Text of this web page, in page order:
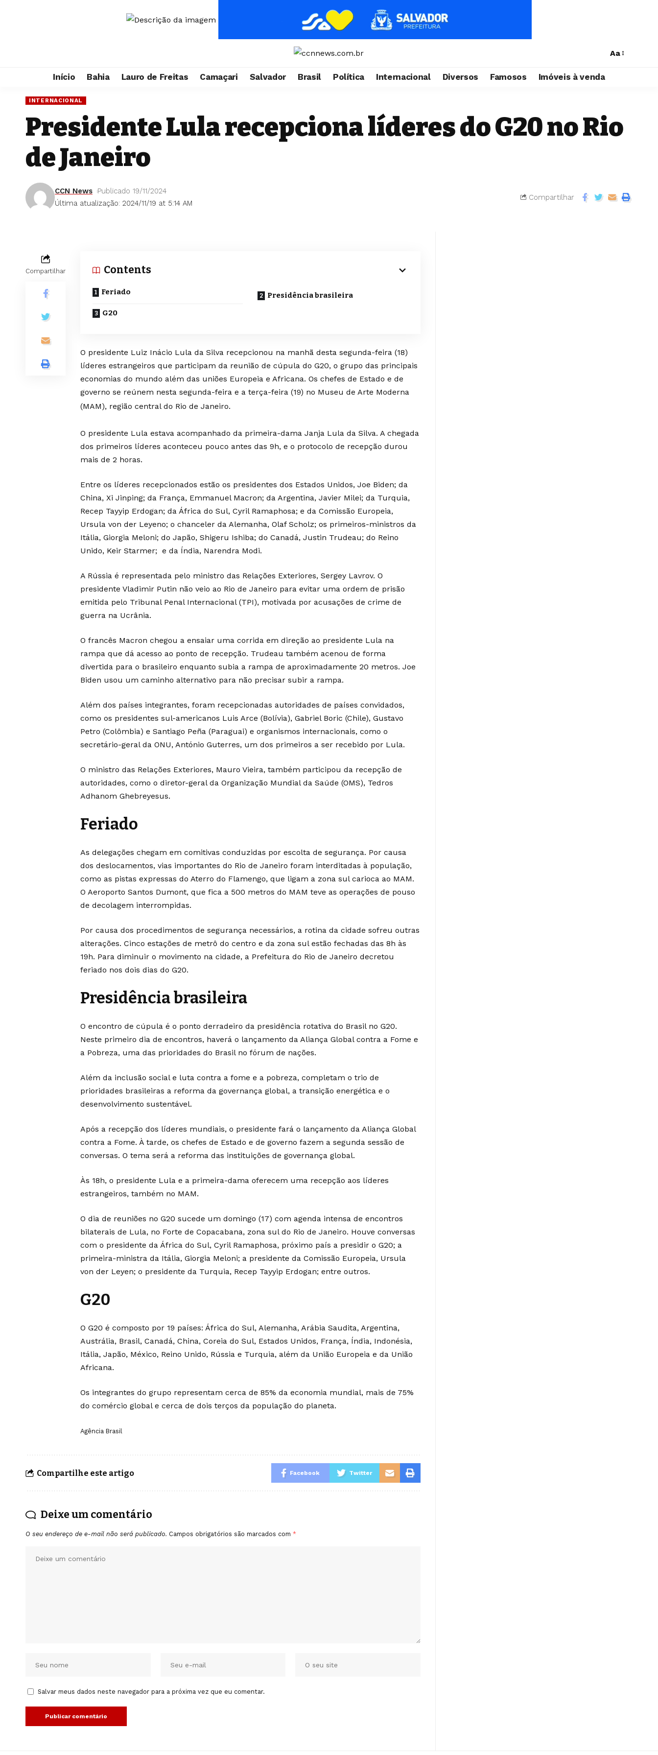
Aa
Início Bahia Lauro de Freitas Camaçari Salvador Brasil Política Internacional Diversos Famosos Imóveis à venda
INTERNACIONAL
Presidente Lula recepciona líderes do G20 no Rio
de Janeiro
Última atualização: 2024/11/19 at 5:14 AM
CCN News Publicado 19/11/2024
Compartilhar
Compartilhar Contents
Feriado
Presidência brasileira
G20
O presidente Luiz Inácio Lula da Silva recepcionou na manhã desta segunda-feira (18)
líderes estrangeiros que participam da reunião de cúpula do G20, o grupo das principais
economias do mundo além das uniões Europeia e Africana. Os chefes de Estado e de
governo se reúnem nesta segunda-feira e a terça-feira (19) no Museu de Arte Moderna
(MAM), região central do Rio de Janeiro.
O presidente Lula estava acompanhado da primeira-dama Janja Lula da Silva. A chegada
dos primeiros líderes aconteceu pouco antes das 9h, e o protocolo de recepção durou
mais de 2 horas.
Entre os líderes recepcionados estão os presidentes dos Estados Unidos, Joe Biden; da
China, Xi Jinping; da França, Emmanuel Macron; da Argentina, Javier Milei; da Turquia,
Recep Tayyip Erdogan; da África do Sul, Cyril Ramaphosa; e da Comissão Europeia,
Ursula von der Leyeno; o chanceler da Alemanha, Olaf Scholz; os primeiros-ministros da
Itália, Giorgia Meloni; do Japão, Shigeru Ishiba; do Canadá, Justin Trudeau; do Reino
Unido, Keir Starmer; e da Índia, Narendra Modi.
A Rússia é representada pelo ministro das Relações Exteriores, Sergey Lavrov. O
presidente Vladimir Putin não veio ao Rio de Janeiro para evitar uma ordem de prisão
emitida pelo Tribunal Penal Internacional (TPI), motivada por acusações de crime de
guerra na Ucrânia.
O francês Macron chegou a ensaiar uma corrida em direção ao presidente Lula na
rampa que dá acesso ao ponto de recepção. Trudeau também acenou de forma
divertida para o brasileiro enquanto subia a rampa de aproximadamente 20 metros. Joe
Biden usou um caminho alternativo para não precisar subir a rampa.
Além dos países integrantes, foram recepcionadas autoridades de países convidados,
como os presidentes sul-americanos Luis Arce (Bolívia), Gabriel Boric (Chile), Gustavo
Petro (Colômbia) e Santiago Peña (Paraguai) e organismos internacionais, como o
secretário-geral da ONU, António Guterres, um dos primeiros a ser recebido por Lula.
O ministro das Relações Exteriores, Mauro Vieira, também participou da recepção de
autoridades, como o diretor-geral da Organização Mundial da Saúde (OMS), Tedros
Adhanom Ghebreyesus.
Feriado
As delegações chegam em comitivas conduzidas por escolta de segurança. Por causa
dos deslocamentos, vias importantes do Rio de Janeiro foram interditadas à população,
como as pistas expressas do Aterro do Flamengo, que ligam a zona sul carioca ao MAM.
O Aeroporto Santos Dumont, que fica a 500 metros do MAM teve as operações de pouso
de decolagem interrompidas.
Por causa dos procedimentos de segurança necessários, a rotina da cidade sofreu outras
alterações. Cinco estações de metrô do centro e da zona sul estão fechadas das 8h às
19h. Para diminuir o movimento na cidade, a Prefeitura do Rio de Janeiro decretou
feriado nos dois dias do G20.
Presidência brasileira
O encontro de cúpula é o ponto derradeiro da presidência rotativa do Brasil no G20.
Neste primeiro dia de encontros, haverá o lançamento da Aliança Global contra a Fome e
a Pobreza, uma das prioridades do Brasil no fórum de nações.
Além da inclusão social e luta contra a fome e a pobreza, completam o trio de
prioridades brasileiras a reforma da governança global, a transição energética e o
desenvolvimento sustentável.
Após a recepção dos líderes mundiais, o presidente fará o lançamento da Aliança Global
contra a Fome. À tarde, os chefes de Estado e de governo fazem a segunda sessão de
conversas. O tema será a reforma das instituições de governança global.
Às 18h, o presidente Lula e a primeira-dama oferecem uma recepção aos líderes
estrangeiros, também no MAM.
O dia de reuniões no G20 sucede um domingo (17) com agenda intensa de encontros
bilaterais de Lula, no Forte de Copacabana, zona sul do Rio de Janeiro. Houve conversas
com o presidente da África do Sul, Cyril Ramaphosa, próximo país a presidir o G20; a
primeira-ministra da Itália, Giorgia Meloni; a presidente da Comissão Europeia, Ursula
von der Leyen; o presidente da Turquia, Recep Tayyip Erdogan; entre outros.
G20
O G20 é composto por 19 países: África do Sul, Alemanha, Arábia Saudita, Argentina,
Austrália, Brasil, Canadá, China, Coreia do Sul, Estados Unidos, França, Índia, Indonésia,
Itália, Japão, México, Reino Unido, Rússia e Turquia, além da União Europeia e da União
Africana.
Os integrantes do grupo representam cerca de 85% da economia mundial, mais de 75%
do comércio global e cerca de dois terços da população do planeta.
Agência Brasil
Compartilhe este artigo Facebook Twitter
Deixe um comentário
O seu endereço de e-mail não será publicado. Campos obrigatórios são marcados com *
Salvar meus dados neste navegador para a próxima vez que eu comentar.